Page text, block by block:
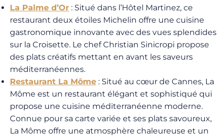
La Palme d’Or : Situé dans l’Hôtel Martinez, ce
restaurant deux étoiles Michelin offre une cuisine
gastronomique innovante avec des vues splendides
sur la Croisette. Le chef Christian Sinicropi propose
des plats créatifs mettant en avant les saveurs
méditerranéennes.
Restaurant La Môme : Situé au cœur de Cannes, La
Môme est un restaurant élégant et sophistiqué qui
propose une cuisine méditerranéenne moderne.
Connue pour sa carte variée et ses plats savoureux,
La Môme offre une atmosphère chaleureuse et un